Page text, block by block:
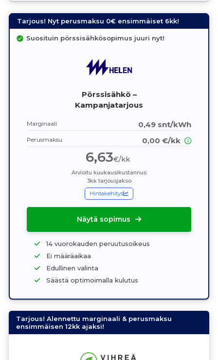
Tarjous! Nyt perusmaksu 0€ ensimmäiset 6kk!
Suosituin pörssisähkösopimus juuri nyt!
Pörssisähkö –
Kampanjatarjous
Marginaali 0,49 snt/kWh
Perusmaksu 0,00 €/kk
6,63€/kk
Arvioitu kuukausikustannus
3kk tarjousjakso
Hintakehitys
Näytä sopimus
14 vuorokauden peruutusoikeus
Ei määräaikaa
Edullinen valinta
Säästä optimoimalla kulutus
Tarjous! Alennettu marginaali & perusmaksu
ensimmäisen 12kk ajaksi!